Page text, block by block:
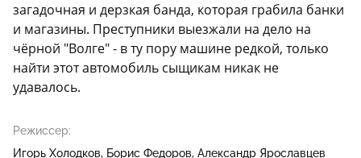
загадочная и дерзкая банда, которая грабила банки
и магазины. Преступники выезжали на дело на
чёрной "Волге" - в ту пору машине редкой, только
найти этот автомобиль сыщикам никак не
удавалось.
Режиссер:
Игорь Холодков
Борис Федоров Александр Ярославцев